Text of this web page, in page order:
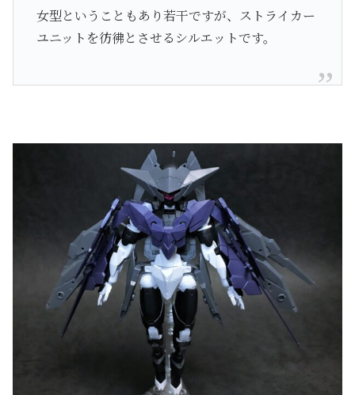
女型ということもあり若干ですが、ストライカー
ユニットを彷彿とさせるシルエットです。